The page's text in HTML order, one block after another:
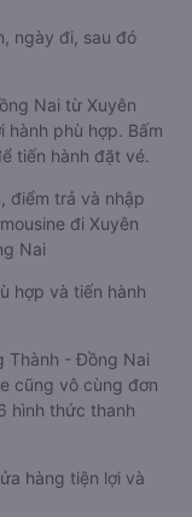
ngày đi, sau đó
Nai từ Xuyên
hành phù hợp. Bấm
tiến hành đặt vé.
điểm trả và nhập
đi Xuyên
Nai
hợp và tiến hành
Thành - Đồng Nai
cũng vô cùng đơn
hình thức thanh
hàng tiện lợi và